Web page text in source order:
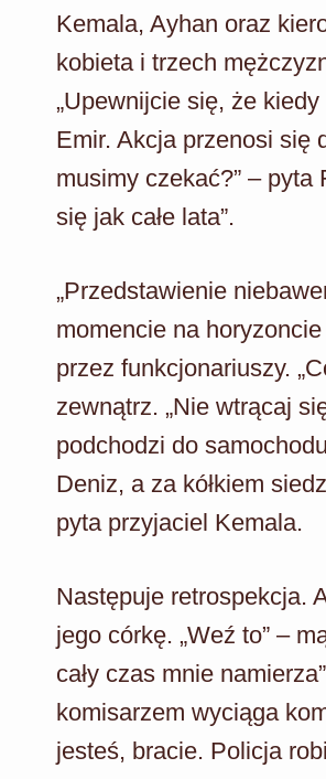
Kemala, Ayhan oraz
kobieta i trzech
„Upewnijcie się, że
Emir. Akcja przenosi się
musimy czekać?” –
się jak całe lata”.
„Przedstawienie
momencie na
przez funkcjonariuszy.
zewnątrz. „Nie wtrącaj
podchodzi do
Deniz, a za kółkiem
pyta przyjaciel Kemala.
Następuje retrospekcja.
jego córkę. „Weź to” –
cały czas mnie
komisarzem wyciąga
jesteś, bracie. Policja